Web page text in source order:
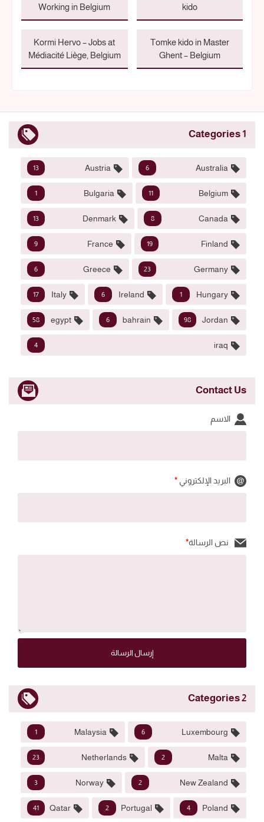
kido
Working in Belgium
Tomke kido in Master
Ghent – Belgium
Kormi Hervo – Jobs at
Médiacité Liège, Belgium
1 Categories
Australia
6
Austria
13
Belgium
11
Bulgaria
1
Canada
8
Denmark
13
Finland
19
France
9
Germany
23
Greece
6
Hungary
1
Ireland
6
Italy
17
Jordan
98
bahrain
6
egypt
58
iraq
4
Contact Us
الاسم
البريد الإلكتروني *
نص الرسالة*
إرسال الرسالة
2 Categories
Luxembourg
6
Malaysia
1
Malta
2
Netherlands
23
New Zealand
2
Norway
3
Poland
4
Portugal
2
Qatar
41